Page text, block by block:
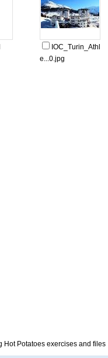
IOC_Turin_Athl
e...0.jpg
Hot Potatoes exercises and files